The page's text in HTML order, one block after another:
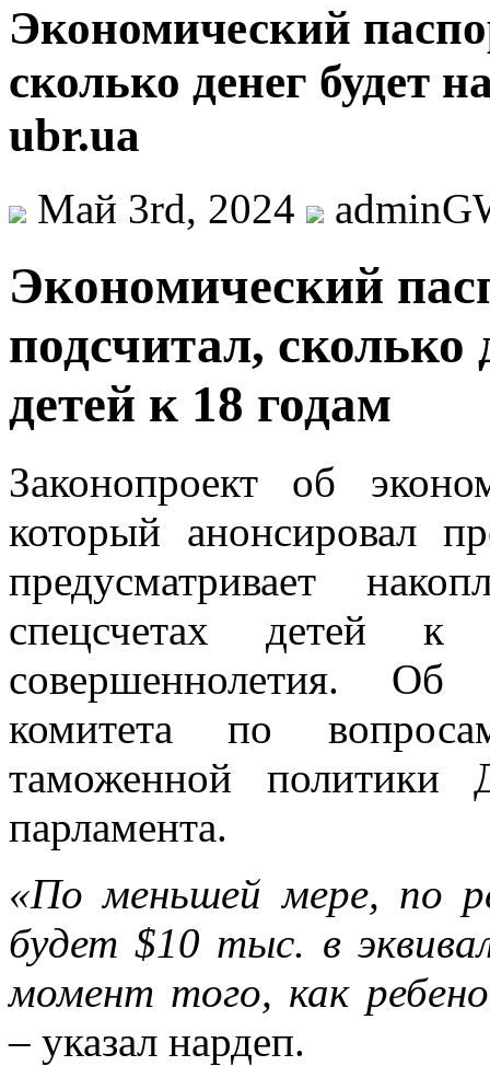
Экономический
сколько денег будет
ubr.ua
Май 3rd, 2024
Экoнoмичeский
подсчитал, сколько
детей к 18 годам
Законопроект об
который анонсировал
предусматривает
спецсчетах детей
совершеннолетия. Об
комитета по
таможенной политики
парламента.
«По меньшей мере, по
будет $10 тыс. в
момент того, как
– указал нардеп.